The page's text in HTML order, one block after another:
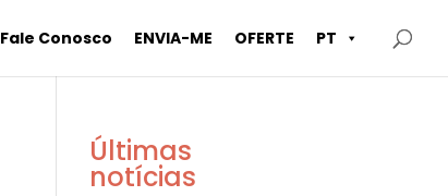
Fale Conosco ENVIA-ME OFERTE PT
Últimas
notícias